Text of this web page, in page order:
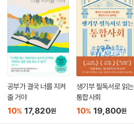
공부가 결국 너를 지켜
줄 거야
10% 17,820원
생기부 필독서로 읽는
통합사회
10% 19,800원